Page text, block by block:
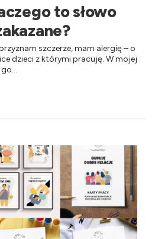
to słowo
szczerze, mam alergię – o
dzieci z którymi pracuję. W mojej